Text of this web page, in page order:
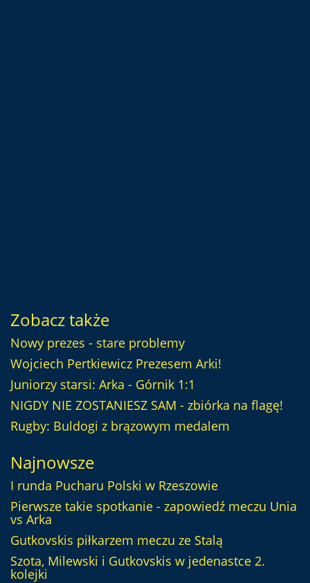
Zobacz także
Nowy prezes - stare problemy
Wojciech Pertkiewicz Prezesem Arki!
Juniorzy starsi: Arka - Górnik 1:1
NIGDY NIE ZOSTANIESZ SAM - zbiórka na flagę!
Rugby: Buldogi z brązowym medalem
Najnowsze
I runda Pucharu Polski w Rzeszowie
Pierwsze takie spotkanie - zapowiedź meczu Unia
vs Arka
Gutkovskis piłkarzem meczu ze Stalą
Szota, Milewski i Gutkovskis w jedenastce 2.
kolejki